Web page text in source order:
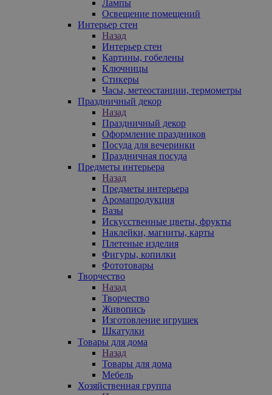
Лампы
Освещение помещений
Интерьер стен
Назад
Интерьер стен
Картины, гобелены
Ключницы
Стикеры
Часы, метеостанции, термометры
Праздничный декор
Назад
Праздничный декор
Оформление праздников
Посуда для вечеринки
Праздничная посуда
Предметы интерьера
Назад
Предметы интерьера
Аромапродукция
Вазы
Искусственные цветы, фрукты
Наклейки, магниты, карты
Плетеные изделия
Фигуры, копилки
Фототовары
Творчество
Назад
Творчество
Живопись
Изготовление игрушек
Шкатулки
Товары для дома
Назад
Товары для дома
Мебель
Хозяйственная группа